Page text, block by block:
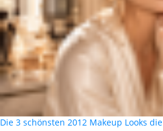
Die 3 schönsten 2012 Makeup Looks